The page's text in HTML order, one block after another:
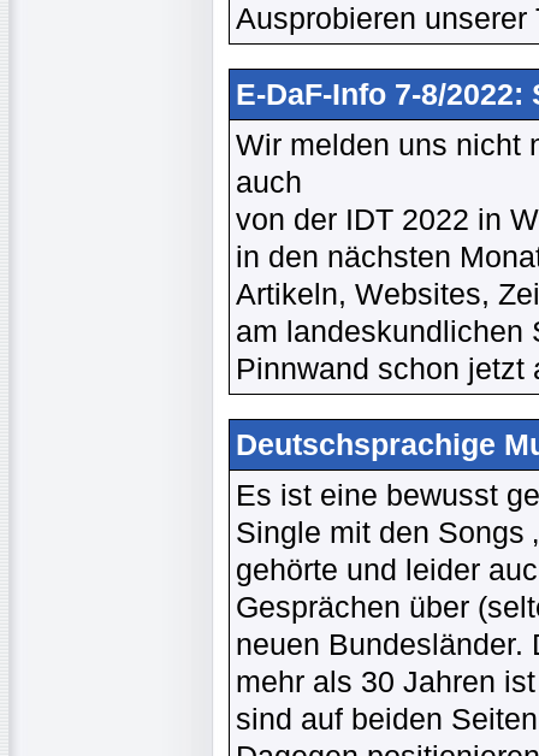
Ausprobieren
E-DaF-Info 7-8/
Wir melden uns nicht
auch
von der IDT 2022 in
in den nächsten
Artikeln, Websites,
am landeskundlichen
Pinnwand schon
Deutschsprachige
Es ist eine bewusst
Single mit den Songs
gehörte und leider
Gesprächen über
neuen Bundesländer.
mehr als 30 Jahren
sind auf beiden